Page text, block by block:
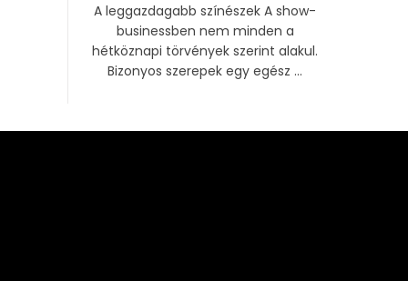
A leggazdagabb színészek A show-
businessben nem minden a
hétköznapi törvények szerint alakul.
Bizonyos szerepek egy egész ...